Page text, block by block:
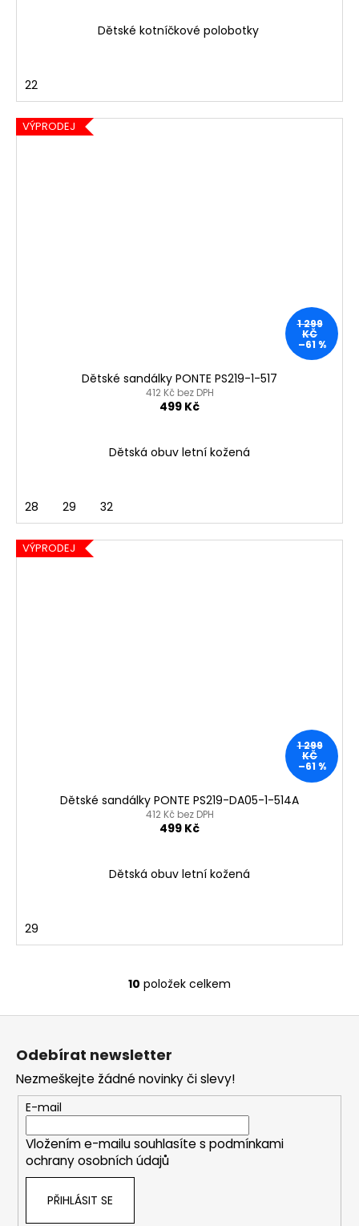
Dětské kotníčkové polobotky
22
VÝPRODEJ
1 299
KČ
–61 %
Dětské sandálky PONTE PS219-1-517
412 Kč bez DPH
499 Kč
Dětská obuv letní kožená
28 29 32
VÝPRODEJ
1 299
KČ
–61 %
Dětské sandálky PONTE PS219-DA05-1-514A
412 Kč bez DPH
499 Kč
Dětská obuv letní kožená
29
O
v
a
c
í
p
r
10 položek celkem
Z
Odebírat newsletter
Nezmeškejte žádné novinky či slevy!
E-mail
Vložením e-mailu souhlasíte s podmínkami
ochrany osobních údajů
PŘIHLÁSIT SE